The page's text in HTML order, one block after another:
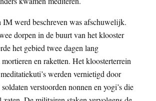
IM werd beschreven was afschuwelijk.
dorpen in de buurt van het klooster
het gebied twee dagen lang
en raketten. Het kloosterterrein
werden vernietigd door
verstoorden nonnen en yogi’s die